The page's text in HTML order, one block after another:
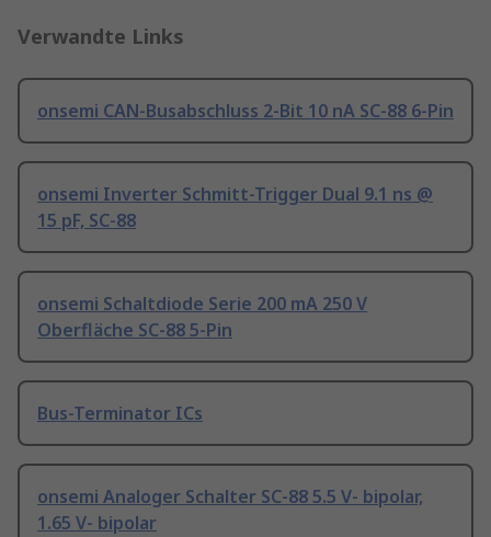
Verwandte Links
onsemi CAN-Busabschluss 2-Bit 10 nA SC-88 6-Pin
onsemi Inverter Schmitt-Trigger Dual 9.1 ns @
15 pF, SC-88
onsemi Schaltdiode Serie 200 mA 250 V
Oberfläche SC-88 5-Pin
Bus-Terminator ICs
onsemi Analoger Schalter SC-88 5.5 V- bipolar,
1.65 V- bipolar